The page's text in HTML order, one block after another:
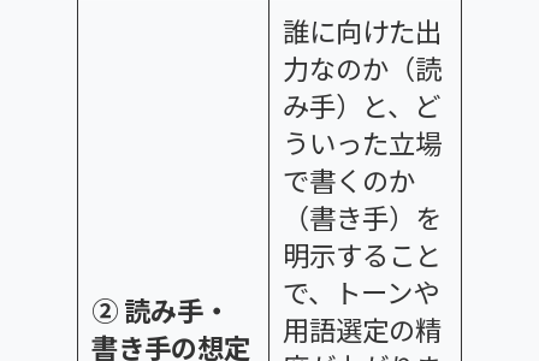
② 読み手・
書き手の想定
誰に向けた出
力なのか（読
み手）と、ど
ういった立場
で書くのか
（書き手）を
明示すること
で、トーンや
用語選定の精